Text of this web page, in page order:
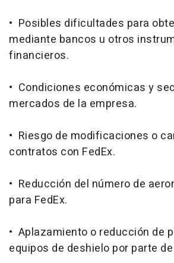
• Posibles dificultades para
mediante bancos u otros
financieros.
• Condiciones económicas y
mercados de la empresa.
• Riesgo de modificaciones o
contratos con FedEx.
• Reducción del número de
para FedEx.
• Aplazamiento o reducción de
equipos de deshielo por parte